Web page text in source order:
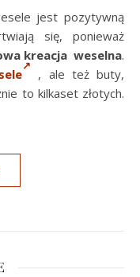
jest pozytywną
się, ponieważ
kreacja weselna.
, ale też buty,
to kilkaset złotych.